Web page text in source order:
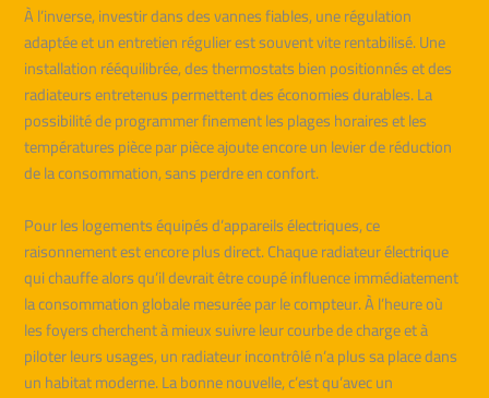
À l’inverse, investir dans des vannes fiables, une régulation
adaptée et un entretien régulier est souvent vite rentabilisé. Une
installation rééquilibrée, des thermostats bien positionnés et des
radiateurs entretenus permettent des économies durables. La
possibilité de programmer finement les plages horaires et les
températures pièce par pièce ajoute encore un levier de réduction
de la consommation, sans perdre en confort.
Pour les logements équipés d’appareils électriques, ce
raisonnement est encore plus direct. Chaque radiateur électrique
qui chauffe alors qu’il devrait être coupé influence immédiatement
la consommation globale mesurée par le compteur. À l’heure où
les foyers cherchent à mieux suivre leur courbe de charge et à
piloter leurs usages, un radiateur incontrôlé n’a plus sa place dans
un habitat moderne. La bonne nouvelle, c’est qu’avec un